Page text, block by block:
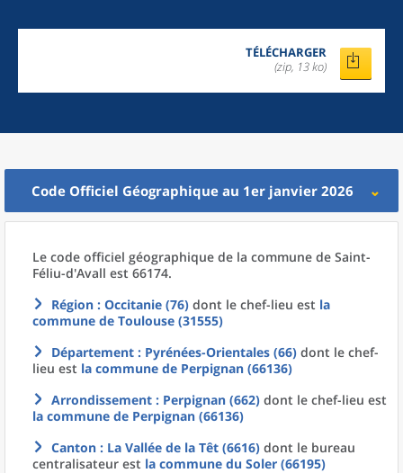
TÉLÉCHARGER
(zip, 13 ko)
Code Officiel Géographique au 1er janvier 2026
Le code officiel géographique de la commune de Saint-
Féliu-d'Avall est 66174.
Région : Occitanie (76) dont le chef-lieu est la
commune de Toulouse (31555)
Département : Pyrénées-Orientales (66) dont le chef-
lieu est la commune de Perpignan (66136)
Arrondissement : Perpignan (662) dont le chef-lieu est
la commune de Perpignan (66136)
Canton : La Vallée de la Têt (6616) dont le bureau
centralisateur est la commune du Soler (66195)